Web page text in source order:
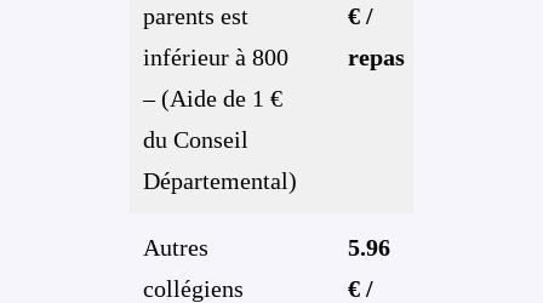
parents est
inférieur à 800
– (Aide de 1 €
du Conseil
Départemental)
€ /
repas
Autres
collégiens
5.96
€ /